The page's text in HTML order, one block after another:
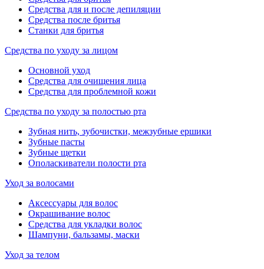
Средства для и после депиляции
Средства после бритья
Станки для бритья
Средства по уходу за лицом
Основной уход
Средства для очищения лица
Средства для проблемной кожи
Средства по уходу за полостью рта
Зубная нить, зубочистки, межзубные ершики
Зубные пасты
Зубные щетки
Ополаскиватели полости рта
Уход за волосами
Аксессуары для волос
Окрашивание волос
Средства для укладки волос
Шампуни, бальзамы, маски
Уход за телом